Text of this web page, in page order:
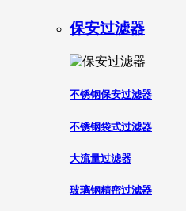
保安过滤器
不锈钢保安过滤器
不锈钢袋式过滤器
大流量过滤器
玻璃钢精密过滤器